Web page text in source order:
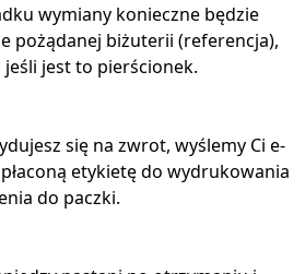
wymiany konieczne będzie
pożądanej biżuterii (referencja),
jest to pierścionek.
się na zwrot, wyślemy Ci e-
etykietę do wydrukowania
do paczki.